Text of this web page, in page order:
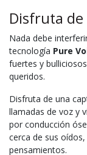
Disfruta de
Nada debe
tecnología Pure
fuertes y
queridos.
Disfruta de una
llamadas de voz y
por conducción
cerca de sus
pensamientos.